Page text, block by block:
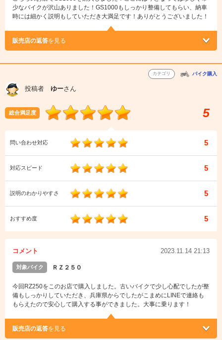
少なバイクが沢山ありました！GS1000もしっかり整備してもらい、納車
時には細かく説明もしていただき大満足です！ありがとうございました！
販売店の返答を見る
カテゴリ バイク購入
投稿者 ゆーさん
総合満足度 5
問い合わせ対応 5
対応スピード 5
説明のわかりやすさ 5
おすすめ度 5
コメント 2023.11.14 21:13
対象バイク ＲＺ２５０
今回RZ250をこのお店で購入しました。古いバイクで少し心配でしたが整
備もしっかりしていただき、兵庫県からでしたがこまめにLINEで連絡も
もらえたので安心して購入する事ができました。大事に乗ります！
販売店の返答を見る